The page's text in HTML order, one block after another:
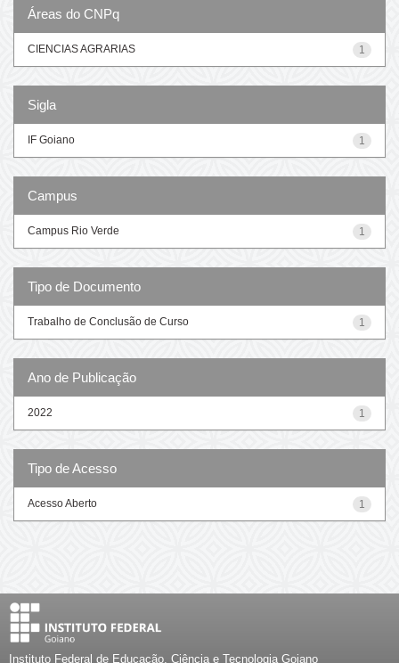
Áreas do CNPq
1
CIENCIAS AGRARIAS
Sigla
1
IF Goiano
Campus
1
Campus Rio Verde
Tipo de Documento
1
Trabalho de Conclusão de Curso
Ano de Publicação
1
2022
Tipo de Acesso
1
Acesso Aberto
Instituto Federal de Educação, Ciência e Tecnologia Goiano